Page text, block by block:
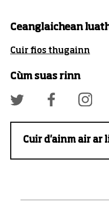
Ceanglaichean
Cuir fios thugainn
Cùm suas rinn
Cuir d'ainm air ar